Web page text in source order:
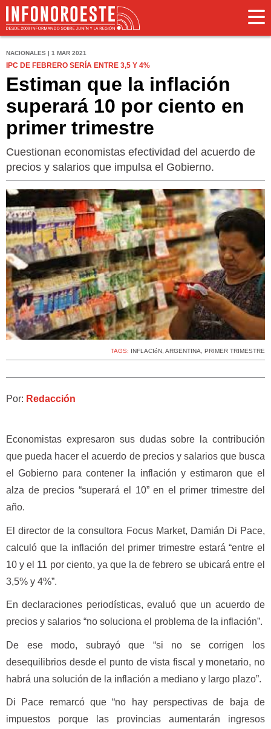
NACIONALES | 1 MAR 2021
IPC DE FEBRERO SERÍA ENTRE 3,5 Y 4%
Estiman que la inflación
superará 10 por ciento en
primer trimestre
Cuestionan economistas efectividad del acuerdo de
precios y salarios que impulsa el Gobierno.
TAGS: INFLACIóN, ARGENTINA, PRIMER TRIMESTRE
Por: Redacción
Economistas expresaron sus dudas sobre la contribución
que pueda hacer el acuerdo de precios y salarios que busca
el Gobierno para contener la inflación y estimaron que el
alza de precios “superará el 10” en el primer trimestre del
año.
El director de la consultora Focus Market, Damián Di Pace,
calculó que la inflación del primer trimestre estará “entre el
10 y el 11 por ciento, ya que la de febrero se ubicará entre el
3,5% y 4%”.
En declaraciones periodísticas, evaluó que un acuerdo de
precios y salarios “no soluciona el problema de la inflación”.
De ese modo, subrayó que “si no se corrigen los
desequilibrios desde el punto de vista fiscal y monetario, no
habrá una solución de la inflación a mediano y largo plazo”.
Di Pace remarcó que “no hay perspectivas de baja de
impuestos porque las provincias aumentarán ingresos